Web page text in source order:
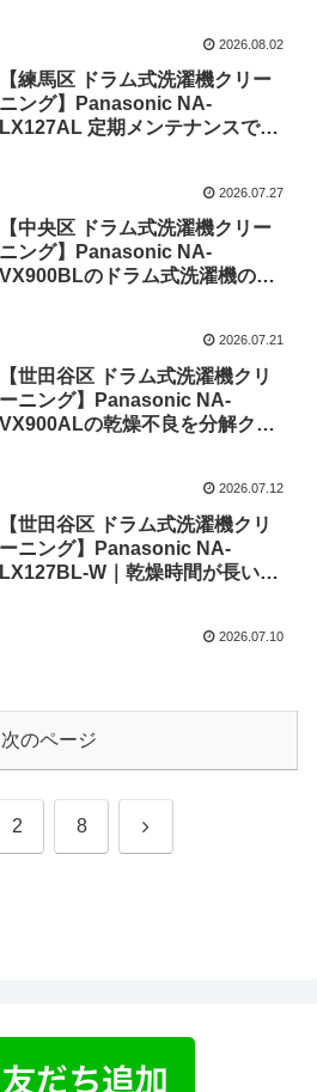
2026.08.02
【練馬区 ドラム式洗濯機クリー
ニング】Panasonic NA-
LX127AL 定期メンテナンスで乾
2026.07.27
【中央区 ドラム式洗濯機クリー
ニング】Panasonic NA-
VX900BLのドラム式洗濯機の乾
2026.07.21
【世田谷区 ドラム式洗濯機クリ
ーニング】Panasonic NA-
VX900ALの乾燥不良を分解クリ
2026.07.12
【世田谷区 ドラム式洗濯機クリ
ーニング】Panasonic NA-
LX127BL-W｜乾燥時間が長い原
2026.07.10
次のページ
2 8 次